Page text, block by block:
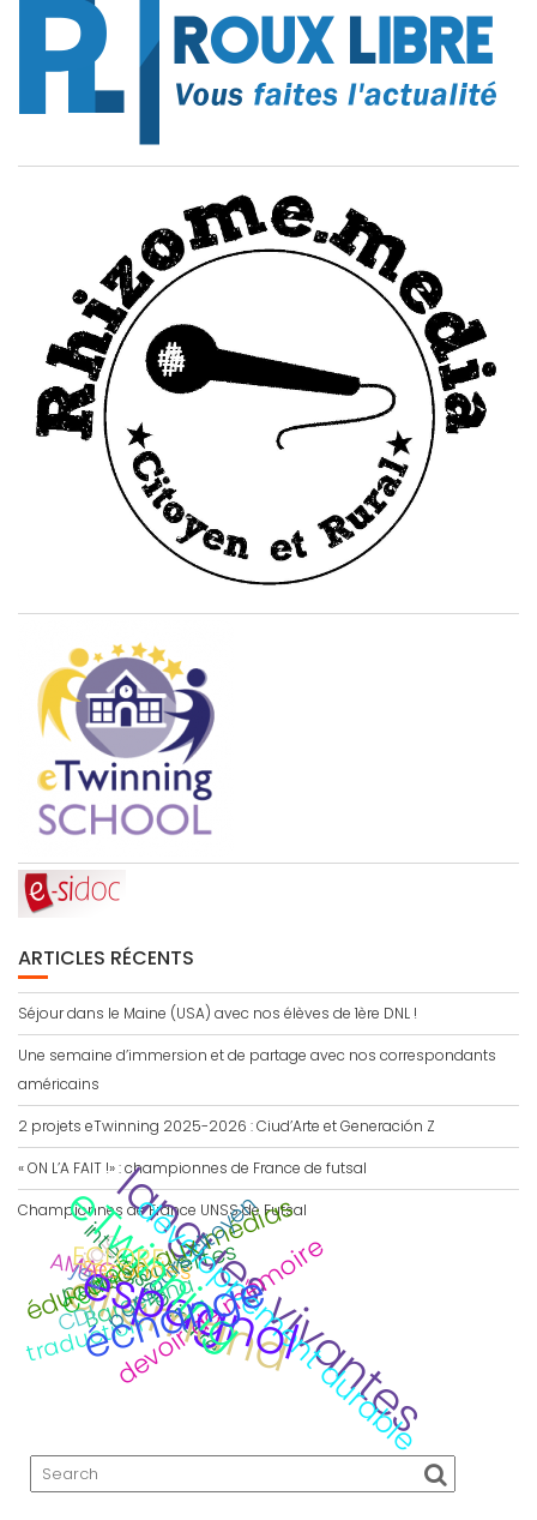
ARTICLES RÉCENTS
Séjour dans le Maine (USA) avec nos élèves de 1ère DNL !
Une semaine d’immersion et de partage avec nos correspondants
américains
2 projets eTwinning 2025-2026 : Ciud’Arte et Generación Z
« ON L’A FAIT !» : championnes de France de futsal
Championnes de France UNSS de Futsal
portes ouvertes
interdisciplinaire
traductionlangues vivantes
devoir de mémoire
allemand
développement durable
éducation aux médias
Secondes
Barcelona
Calitomparcours citoyen
espagnol
Viaje
eTwinning
échange
jeu
CDI
AMAC
ECLORE